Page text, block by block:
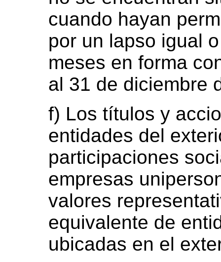
cuando hayan
por un lapso igual
meses en forma
al 31 de diciembre
f) Los títulos y
entidades del
participaciones
empresas
valores
equivalente de
ubicadas en el